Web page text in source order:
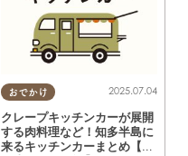
おでかけ 2025.07.04
クレープキッチンカーが展開
する肉料理など！知多半島に
来るキッチンカーまとめ【7/